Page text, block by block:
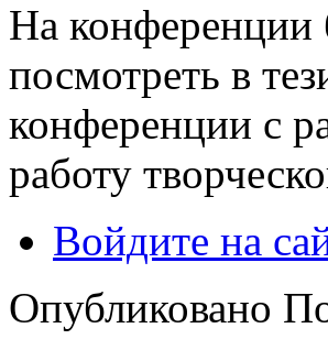
На конференции
посмотреть в
конференции с
работу
Войдите на
Опубликовано